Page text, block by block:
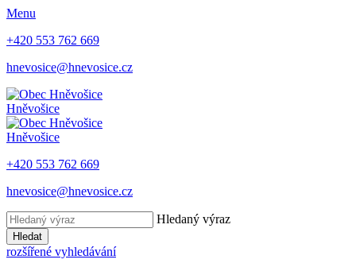
Menu
+420 553 762 669
hnevosice@hnevosice.cz
Hněvošice
Hněvošice
+420 553 762 669
hnevosice@hnevosice.cz
Hledaný výraz
Hledat
rozšířené vyhledávání